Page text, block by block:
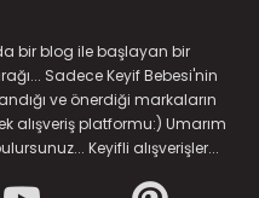
bir blog ile başlayan bir
Sadece Keyif Bebesi'nin
ve önerdiği markaların
alışveriş platformu:) Umarım
Keyifli alışverişler...